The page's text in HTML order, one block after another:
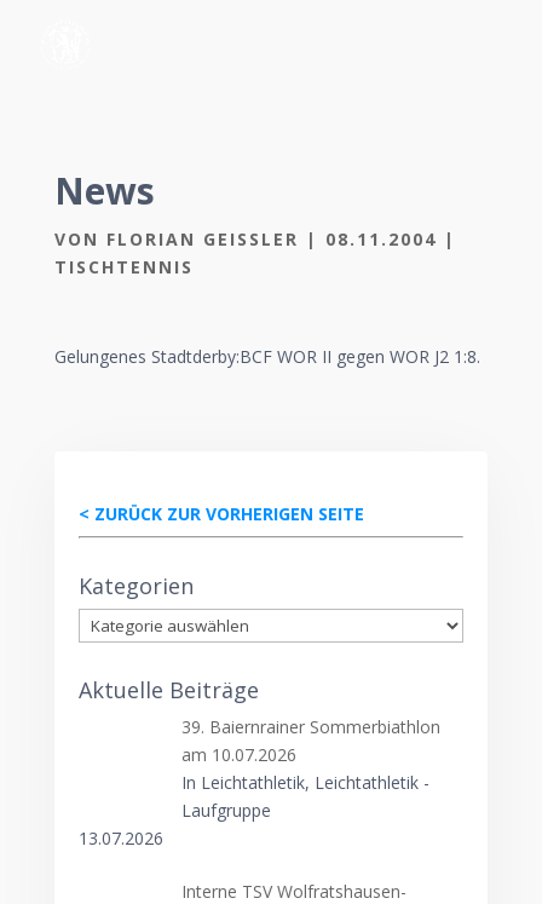
News
VON FLORIAN GEISSLER | 08.11.2004 |
TISCHTENNIS
Gelungenes Stadtderby:BCF WOR II gegen WOR J2 1:8.
< ZURÜCK ZUR VORHERIGEN SEITE
Kategorien
Kategorien
Aktuelle Beiträge
39. Baiernrainer Sommerbiathlon
am 10.07.2026
In Leichtathletik, Leichtathletik -
Laufgruppe
13.07.2026
Interne TSV Wolfratshausen-